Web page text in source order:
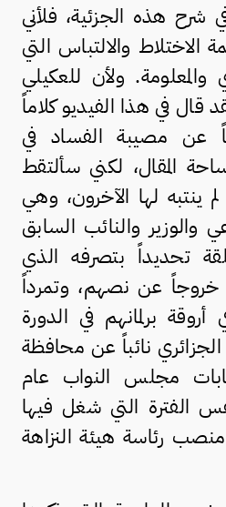
هذه الجزئية، فلأني
والالتباس التي
ولأن للعكيلي
قال في هذا الفيديو كلاماً
عن مصيبة الفساد في
المقال، لكني سألتقط
ينتبه لها الآخرون، وهي
والوزير والنائب السابق
تحديداً بتصرفه الذي
خروجاً عن نصهم، وتمرداً
أروقة برلمانهم في الدورة
الجزائري نائباً عن محافظة
مجلس النواب عام
نفس الفترة التي شغل فيها
رئاسة هيئة النزاهة